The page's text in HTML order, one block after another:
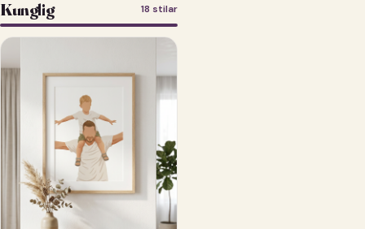
Kunglig 18 stilar